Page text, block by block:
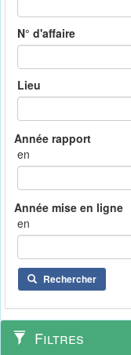
N° d'affaire
Lieu
en
en
Rechercher
Filtres